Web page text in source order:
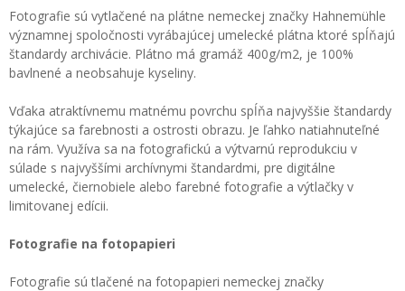
Fotografie sú vytlačené na plátne nemeckej značky Hahnemühle
významnej spoločnosti vyrábajúcej umelecké plátna ktoré spĺňajú
štandardy archivácie. Plátno má gramáž 400g/m2, je 100%
bavlnené a neobsahuje kyseliny.
Vďaka atraktívnemu matnému povrchu spĺňa najvyššie štandardy
týkajúce sa farebnosti a ostrosti obrazu. Je ľahko natiahnuteľné
na rám. Využíva sa na fotografickú a výtvarnú reprodukciu v
súlade s najvyššími archívnymi štandardmi, pre digitálne
umelecké, čiernobiele alebo farebné fotografie a výtlačky v
limitovanej edícii.
Fotografie na fotopapieri
Fotografie sú tlačené na fotopapieri nemeckej značky